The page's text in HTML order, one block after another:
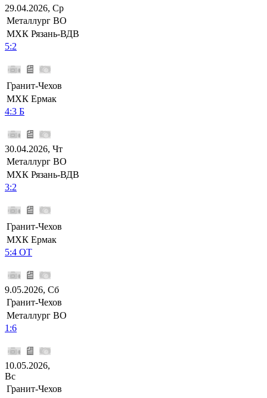
29.04.2026, Ср
Металлург ВО
МХК Рязань-ВДВ
5:2
Гранит-Чехов
МХК Ермак
4:3 Б
30.04.2026, Чт
Металлург ВО
МХК Рязань-ВДВ
3:2
Гранит-Чехов
МХК Ермак
5:4 ОТ
9.05.2026, Сб
Гранит-Чехов
Металлург ВО
1:6
10.05.2026,
Вс
Гранит-Чехов